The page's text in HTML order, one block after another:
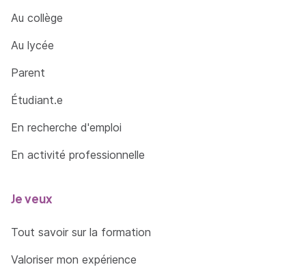
Au collège
Au lycée
Parent
Étudiant.e
En recherche d'emploi
En activité professionnelle
Je veux
Tout savoir sur la formation
Valoriser mon expérience